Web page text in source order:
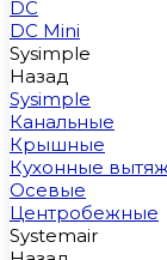
DC
DC Mini
Sysimple
Назад
Sysimple
Канальные
Крышные
Кухонные
Осевые
Центробежные
Systemair